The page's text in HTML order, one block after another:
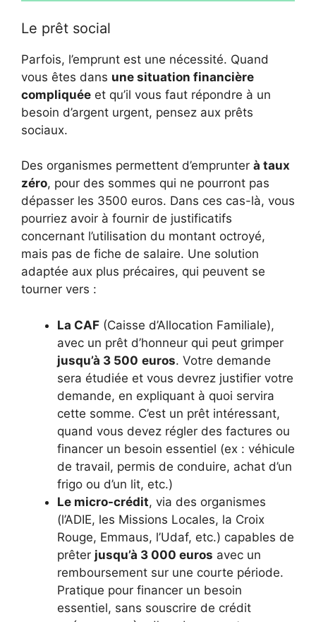
Le prêt social
Parfois, l’emprunt est une nécessité. Quand
vous êtes dans une situation financière
compliquée et qu’il vous faut répondre à un
besoin d’argent urgent, pensez aux prêts
sociaux.
Des organismes permettent d’emprunter à taux
zéro, pour des sommes qui ne pourront pas
dépasser les 3500 euros. Dans ces cas-là, vous
pourriez avoir à fournir de justificatifs
concernant l’utilisation du montant octroyé,
mais pas de fiche de salaire. Une solution
adaptée aux plus précaires, qui peuvent se
tourner vers :
La CAF (Caisse d’Allocation Familiale),
avec un prêt d’honneur qui peut grimper
jusqu’à 3 500 euros. Votre demande
sera étudiée et vous devrez justifier votre
demande, en expliquant à quoi servira
cette somme. C’est un prêt intéressant,
quand vous devez régler des factures ou
financer un besoin essentiel (ex : véhicule
de travail, permis de conduire, achat d’un
frigo ou d’un lit, etc.)
Le micro-crédit, via des organismes
(l’ADIE, les Missions Locales, la Croix
Rouge, Emmaus, l’Udaf, etc.) capables de
prêter jusqu’à 3 000 euros avec un
remboursement sur une courte période.
Pratique pour financer un besoin
essentiel, sans souscrire de crédit